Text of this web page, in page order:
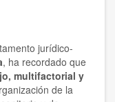
jurídico-
, ha recordado que
multifactorial y
de la